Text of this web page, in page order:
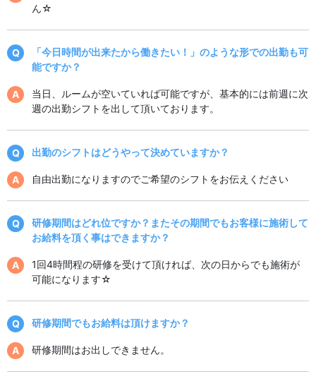
ん☆
「今日時間が出来たから働きたい！」のような形での出勤も可
能ですか？
当日、ルームが空いていれば可能ですが、基本的には前週に次
週の出勤シフトを出して頂いております。
出勤のシフトはどうやって決めていますか？
自由出勤になりますのでご希望のシフトをお伝えください
研修期間はどれ位ですか？またその期間でもお客様に施術して
お給料を頂く事はできますか？
1回4時間程の研修を受けて頂ければ、次の日からでも施術が
可能になります☆
研修期間でもお給料は頂けますか？
研修期間はお出しできません。